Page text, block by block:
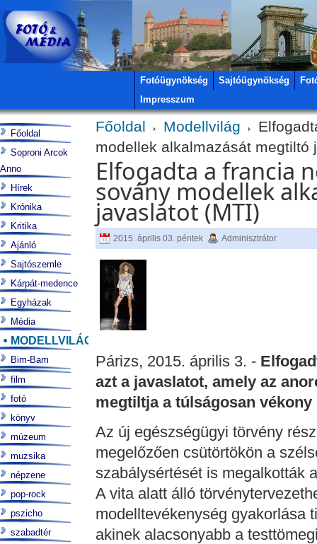
Fotóügynökség Sajtóügynökség
Impresszum
Főoldal Modellvilág
modellek alkalmazását megtiltó
Elfogadta a francia
sovány modellek
javaslatot (MTI)
2015. április 03. péntek Adminisztrátor
Párizs, 2015. április 3. -
azt a javaslatot, amely az
megtiltja a túlságosan
Az új egészségügyi törvény
megelőzően csütörtökön a
szabálysértését is megalkották
A vita alatt álló
modelltevékenység gyakorlása
akinek alacsonyabb a
Főoldal
Soproni Arcok
Anno
Hírek
Krónika
Kritika
Ajánló
Sajtószemle
Kárpát-medence
Egyházak
Média
MODELLVILÁG
Bim-Bam
film
fotó
könyv
múzeum
muzsika
népzene
pop-rock
pszicho
szabadtér